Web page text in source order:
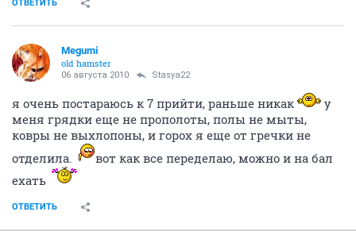
ОТВЕТИТЬ
Megumi
old hamster
06 августа 2010 Stasya22
я очень постараюсь к 7 прийти, раньше никак
у
меня грядки еще не прополоты, полы не мыты,
ковры не выхлопоны, и горох я еще от гречки не
отделила.
вот как все переделаю, можно и на бал
ехать
ОТВЕТИТЬ